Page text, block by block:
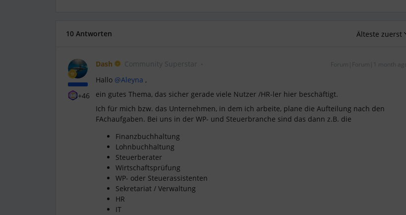
10 Antworten Älteste zuerst
+46
Dash Community Superstar Forum|Forum|1 month ago
Hallo ​ @Aleyna ,
ein gutes Thema, das sicher gerade viele Nutzer /HR-ler hier beschäftigt.
Ich für mich bzw. das Unternehmen, in dem ich arbeite, plane die Aufteilung nach den
FAchaufgaben. Bei uns in der WP- und Steuerbranche sind das dann z.B. die
Finanzbuchhaltung
Lohnbuchhaltung
Steuerberater
Wirtschaftsprüfung
WP- oder Steuerassistenten
Sekretariat / Verwaltung
HR
IT